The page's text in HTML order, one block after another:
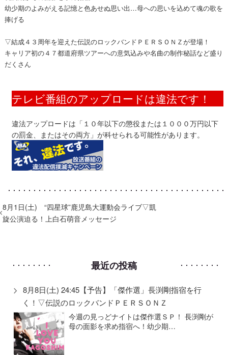
幼少期のよみがえる記憶と色あせぬ思い出…母への思いを込めて魂の歌を
捧げる
▽結成４３周年を迎えた伝説のロックバンドＰＥＲＳＯＮＺが登場！
キャリア初の４７都道府県ツアーへの意気込みや名曲の制作秘話など盛り
だくさん
テレビ番組のアップロードは違法です！
違法アップロードは「１０年以下の懲役または１０００万円以下
の罰金、またはその両方」が科せられる可能性があります。
8月1日(土) “四星球”鹿児島大運動会ライブ▽凱
旋公演迫る！上白石萌音メッセージ
最近の投稿
8月8日(土) 24:45【予告】「傑作選」長渕剛指宿を行
く！▽伝説のロックバンドＰＥＲＳＯＮＺ
今週の見っどナイトは傑作選ＳＰ！ 長渕剛が
母の面影を求め指宿へ！幼少期…